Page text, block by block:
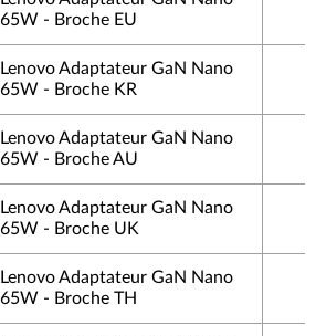
65W - Broche EU
Lenovo Adaptateur GaN Nano
65W - Broche KR
Lenovo Adaptateur GaN Nano
65W - Broche AU
Lenovo Adaptateur GaN Nano
65W - Broche UK
Lenovo Adaptateur GaN Nano
65W - Broche TH